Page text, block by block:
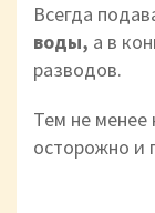
Всегда
воды, а в
разводов.
Тем не менее
осторожно и